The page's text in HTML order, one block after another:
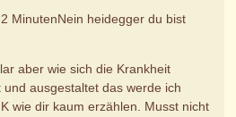
MinutenNein heidegger du bist
aber wie sich die Krankheit
und ausgestaltet das werde ich
wie dir kaum erzählen. Musst nicht